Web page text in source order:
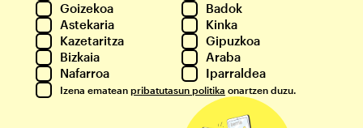
Goizekoa
Badok
Astekaria
Kinka
Kazetaritza
Gipuzkoa
Bizkaia
Araba
Nafarroa
Iparraldea
Izena ematean pribatutasun politika onartzen duzu.